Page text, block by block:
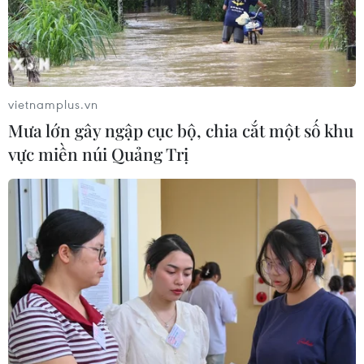
"Doanh nghiệp phải là lực lượng
nòng cốt phát triển công nghệ chiến
lược"
Meta bồi thường gần 600 triệu USD
vì gây tổn hại sức khỏe tâm thần trẻ
em
07/08/2026 04:28
Mỹ áp thuế 15% đối với nguyên liệu
quan trọng để sản xuất chip
07/08/2026 00:56
vietnamplus.vn
Mưa lớn gây ngập cục bộ, chia cắt một số khu
vực miền núi Quảng Trị